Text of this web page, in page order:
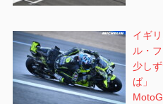
イギ
ル・
少し
ば」